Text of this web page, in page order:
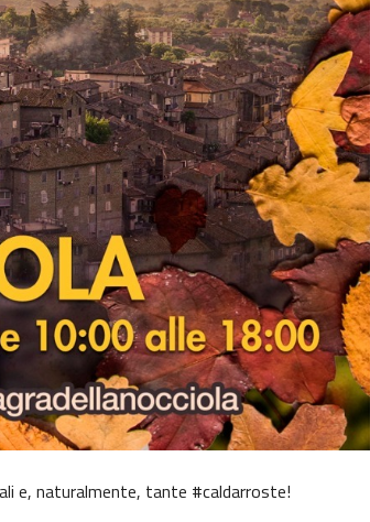
e, naturalmente, tante #caldarroste!